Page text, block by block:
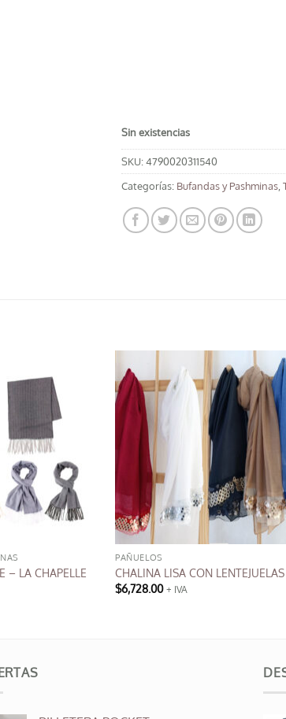
Sin existencias
SKU:4790020311540
Categorías: Bufandas y Pashminas
– LA CHAPELLE
PAÑUELOS
CHALINA LISA CON LENTEJUELAS
$6,728.00 + IVA